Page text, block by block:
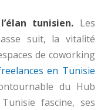
tunisien. Les
suit, la vitalité
de coworking
en Tunisie
du Hub
fascine, ses